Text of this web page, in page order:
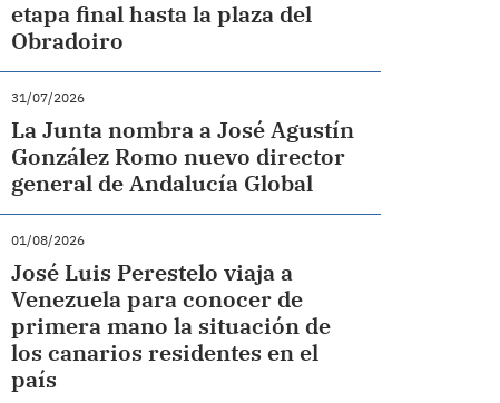
etapa final hasta la plaza del
Obradoiro
31/07/2026
La Junta nombra a José Agustín
González Romo nuevo director
general de Andalucía Global
01/08/2026
José Luis Perestelo viaja a
Venezuela para conocer de
primera mano la situación de
los canarios residentes en el
país